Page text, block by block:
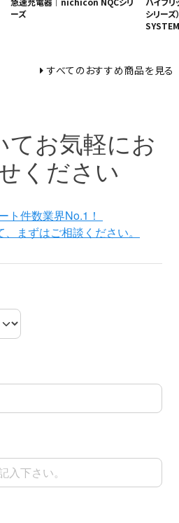
ーズ
シリーズ
すべてのおすすめ商品を見る